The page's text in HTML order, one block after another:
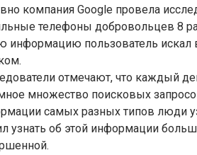
компания Google провела
телефоны добровольцев 8
информацию пользователь искал
отмечают, что каждый
множество поисковых
самых разных типов люди
узнать об этой информации